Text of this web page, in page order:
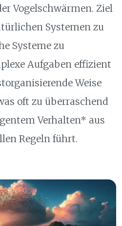
Vogelschwärmen. Ziel
Systemen zu
Systeme zu
Aufgaben effizient
Weise
oft zu überraschend
Verhalten* aus
Regeln führt.